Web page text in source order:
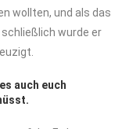
wollten, und als das
wurde er
auch euch